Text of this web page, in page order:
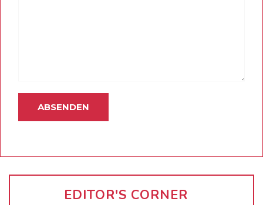
EDITOR'S CORNER